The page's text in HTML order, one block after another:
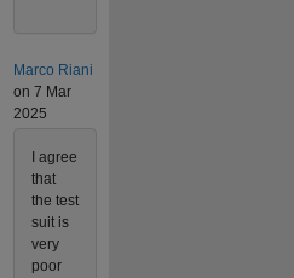
Marco Riani
on 7 Mar
2025
I agree
that
the test
suit is
very
poor